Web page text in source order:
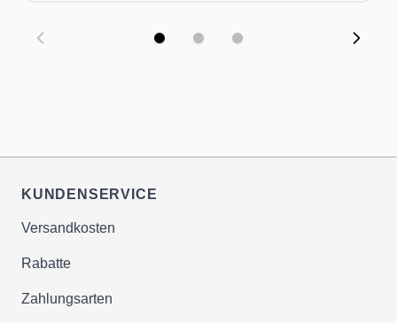
KUNDENSERVICE
Versandkosten
Rabatte
Zahlungsarten